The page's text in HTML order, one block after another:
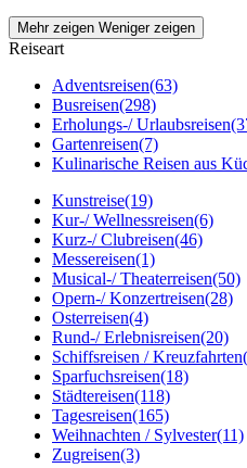
Mehr zeigen Weniger zeigen
Reiseart
Adventsreisen(63)
Busreisen(298)
Erholungs-/ Urlaubsreisen
Gartenreisen(7)
Kulinarische Reisen aus
Kunstreise(19)
Kur-/ Wellnessreisen(6)
Kurz-/ Clubreisen(46)
Messereisen(1)
Musical-/ Theaterreisen(50)
Opern-/ Konzertreisen(28)
Osterreisen(4)
Rund-/ Erlebnisreisen(20)
Schiffsreisen / Kreuzfahrten
Sparfuchsreisen(18)
Städtereisen(118)
Tagesreisen(165)
Weihnachten / Sylvester(11)
Zugreisen(3)